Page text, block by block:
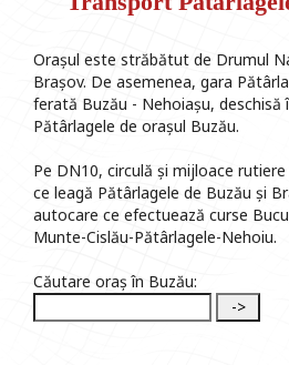
Orașul este străbătut de Drumul
Brașov. De asemenea, gara
ferată Buzău - Nehoiașu, deschisă
Pătârlagele de orașul Buzău.
Pe DN10, circulă și mijloace
ce leagă Pătârlagele de Buzău și
autocare ce efectuează curse
Munte-Cislău-Pătârlagele-Nehoiu.
Căutare oraș în Buzău: